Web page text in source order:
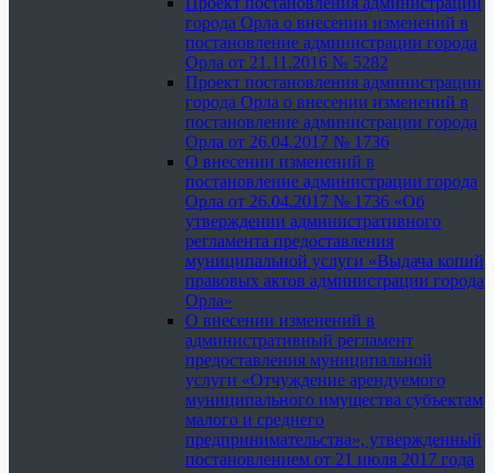
города Орла о внесении изменений в
постановление администрации города
Орла от 21.11.2016 № 5282
Проект постановления администрации
города Орла о внесении изменений в
постановление администрации города
Орла от 26.04.2017 № 1736
О внесении изменений в
постановление администрации города
Орла от 26.04.2017 № 1736 «Об
утверждении административного
регламента предоставления
муниципальной услуги «Выдача копий
правовых актов администрации города
Орла»
О внесении изменений в
административный регламент
предоставления муниципальной
услуги «Отчуждение арендуемого
муниципального имущества субъектам
малого и среднего
предпринимательства», утвержденный
постановлением от 21 июля 2017 года